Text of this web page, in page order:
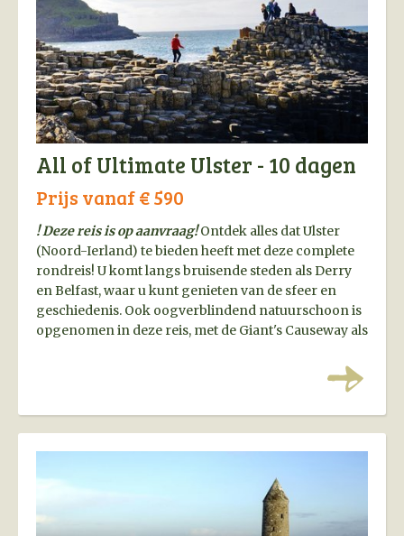
All of Ultimate Ulster - 10 dagen
Prijs vanaf € 590
! Deze reis is op aanvraag!Ontdek alles dat Ulster
(Noord-Ierland) te bieden heeft met deze complete
rondreis! U komt langs bruisende steden als Derry
en Belfast, waar u kunt genieten van de sfeer en
geschiedenis. Ook oogverblindend natuurschoon is
opgenomen in deze reis, met de Giant's Causeway als